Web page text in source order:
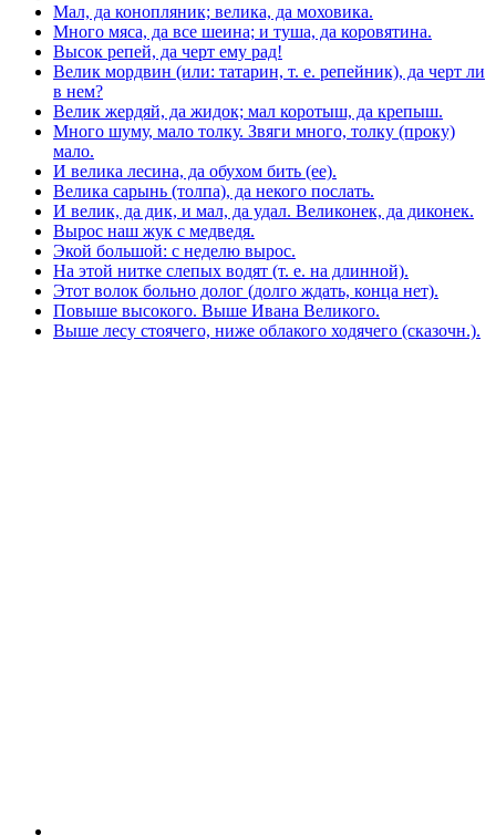
Мал, да конопляник; велика, да моховика.
Много мяса, да все шеина; и туша, да коровятина.
Высок репей, да черт ему рад!
Велик мордвин (или: татарин, т. е. репейник), да черт ли
в нем?
Велик жердяй, да жидок; мал коротыш, да крепыш.
Много шуму, мало толку. Звяги много, толку (проку)
мало.
И велика лесина, да обухом бить (ее).
Велика сарынь (толпа), да некого послать.
И велик, да дик, и мал, да удал. Великонек, да диконек.
Вырос наш жук с медведя.
Экой большой: с неделю вырос.
На этой нитке слепых водят (т. е. на длинной).
Этот волок больно долог (долго ждать, конца нет).
Повыше высокого. Выше Ивана Великого.
Выше лесу стоячего, ниже облакого ходячего (сказочн.).